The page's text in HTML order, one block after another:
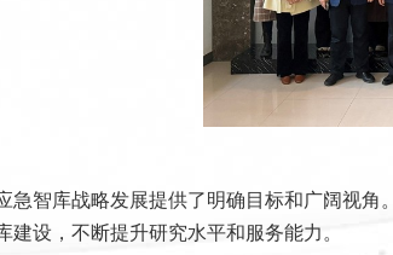
急智库战略发展提供了明确目标和广阔视
建设，不断提升研究水平和服务能力。